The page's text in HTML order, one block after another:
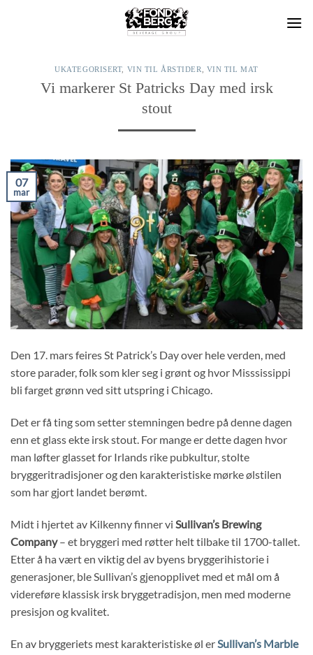
UKATEGORISERT, VIN TIL ÅRSTIDER VIN TIL MAT
Vi markerer St Patricks Day med irsk
stout
07
mar
Den 17. mars feiresSt Patrick’s Day over hele verden, med
store parader, folk som kler seg i grønt og hvor Misssissippi
bli farget grønn ved sitt utspring i Chicago.
Det er få ting som setter stemningen bedre på denne dagen
enn et glass ekte irsk stout. For mange er dette dagen hvor
man løfter glasset for Irlands rike pubkultur, stolte
bryggeritradisjoner og den karakteristiske mørke ølstilen
som har gjort landet berømt.
Midt i hjertet av Kilkennyfinner vi Sullivan’s Brewing
Company– et bryggeri med røtter helt tilbake til 1700-tallet.
Etter å ha vært en viktig del av byens bryggerihistorie i
generasjoner, ble Sullivan’s gjenopplivet med et mål om å
videreføre klassisk irsk bryggetradisjon, men med moderne
presisjon og kvalitet.
En av bryggeriets mest karakteristiske øl erSullivan’s Marble